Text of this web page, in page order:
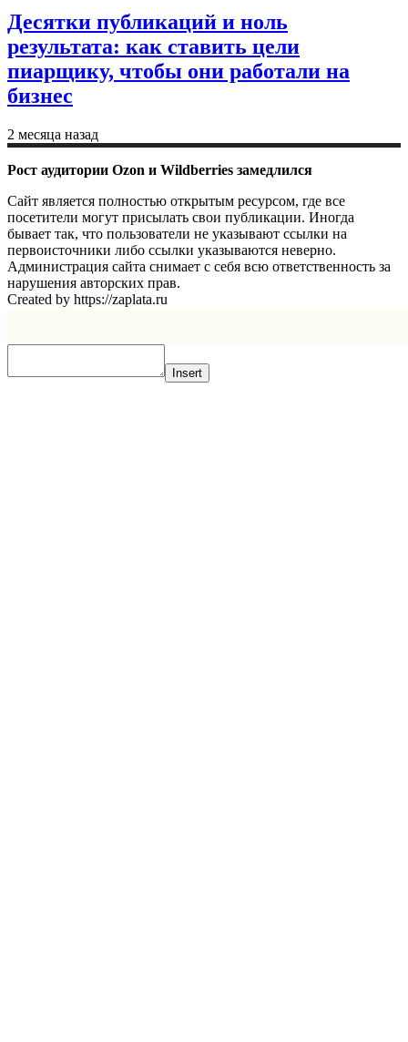
Десятки публикаций и ноль
результата: как ставить цели
пиарщику, чтобы они работали на
бизнес
2 месяца назад
Рост аудитории Ozon и Wildberries замедлился
Сайт является полностью открытым ресурсом, где все
посетители могут присылать свои публикации. Иногда
бывает так, что пользователи не указывают ссылки на
первоисточники либо ссылки указываются неверно.
Администрация сайта снимает с себя всю ответственность за
нарушения авторских прав.
Created by https://zaplata.ru
Insert